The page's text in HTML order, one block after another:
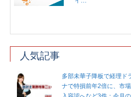
人気記事
多部未華子降板で経理ド
ナで特損前年2倍に、市